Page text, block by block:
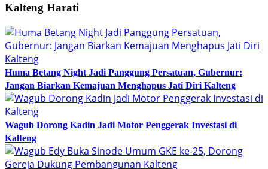
Kalteng Harati
Huma Betang Night Jadi Panggung Persatuan, Gubernur:
Jangan Biarkan Kemajuan Menghapus Jati Diri Kalteng
Wagub Dorong Kadin Jadi Motor Penggerak Investasi di
Kalteng